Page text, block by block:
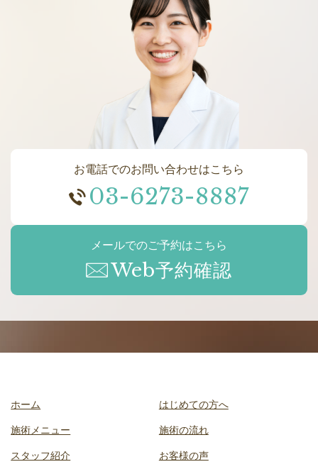
お電話でのお問い合わせはこちら
03-6273-8887
メールでのご予約はこちら
Web予約確認
ホーム はじめての方へ
施術メニュー 施術の流れ
スタッフ紹介 お客様の声